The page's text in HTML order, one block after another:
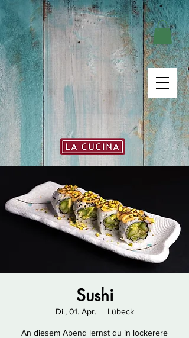
Sushi
Di., 01. Apr.
  |
Lübeck
An diesem Abend lernst du in lockerere